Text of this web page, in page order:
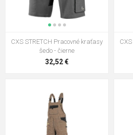
CXS STRETCH Pracovné kraťasy
šedo - čierne
32,52 €